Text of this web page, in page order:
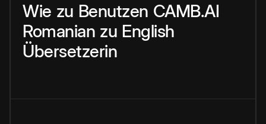
Wie zu Benutzen CAMB.AI
Romanian zu English
Übersetzerin